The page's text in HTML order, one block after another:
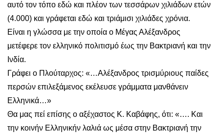
αυτό τον τόπο εδώ και πλέον των τεσσάρων χιλιάδων ετών
(4.000) και γράφεται εδώ και τριάμισι χιλιάδες χρόνια.
Είναι η γλώσσα με την οποία ο Μέγας Αλέξανδρος
μετέφερε τον ελληνικό πολιτισμό έως την Βακτριανή και την
Ινδία.
Γράφει ο Πλούταρχος: «…Αλέξανδρος τρισμύριους παίδες
περσών επιλεξάμενος εκέλευσε γράμματα μανθάνειν
Ελληνικά…»
Θα μας πεί επίσης ο αξέχαστος Κ. Καβάφης, ότι: «…. Και
την κοινήν Ελληνικήν λαλιά ως μέσα στην Βακτριανή την